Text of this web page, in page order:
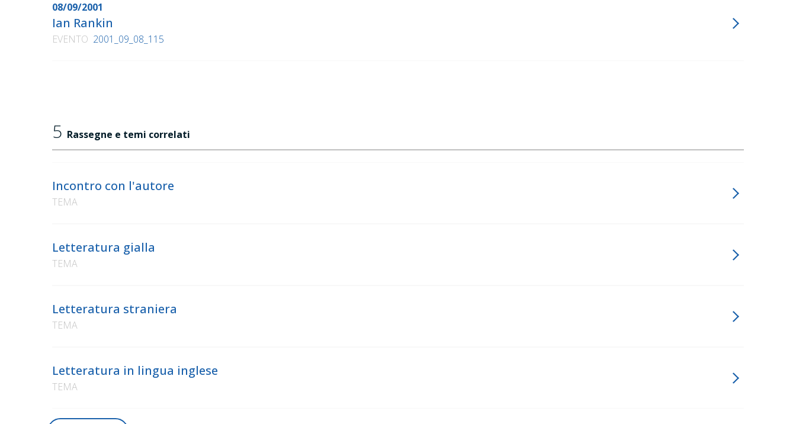
08/09/2001
Ian Rankin
EVENTO 2001_09_08_115
5 Rassegne e temi correlati
Incontro con l'autore
TEMA
Letteratura gialla
TEMA
Letteratura straniera
TEMA
Letteratura in lingua inglese
TEMA